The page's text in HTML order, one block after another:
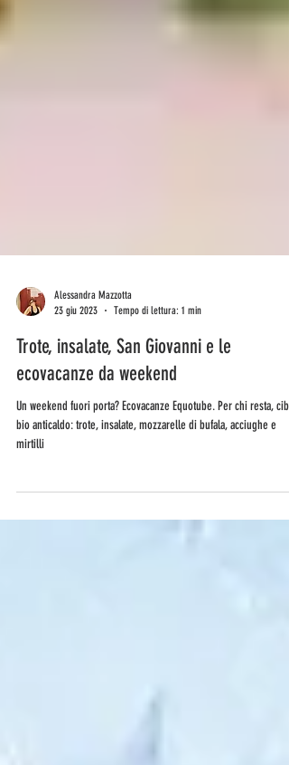
Alessandra Mazzotta
23 giu 2023
Tempo di lettura: 1 min
Trote, insalate, San Giovanni e le
ecovacanze da weekend
bio anticaldo: trote, insalate, mozzarelle di bufala, acciughe e
mirtilli